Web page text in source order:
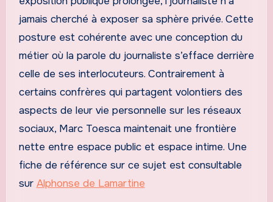
jamais cherché à exposer sa sphère privée. Cette
posture est cohérente avec une conception du
métier où la parole du journaliste s’efface derrière
celle de ses interlocuteurs. Contrairement à
certains confrères qui partagent volontiers des
aspects de leur vie personnelle sur les réseaux
sociaux, Marc Toesca maintenait une frontière
nette entre espace public et espace intime. Une
fiche de référence sur ce sujet est consultable
sur Alphonse de Lamartine